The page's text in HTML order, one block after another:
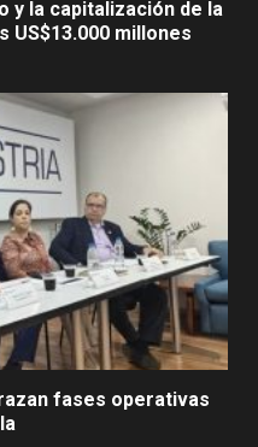
y la capitalización de la
US$13.000 millones
fases operativas